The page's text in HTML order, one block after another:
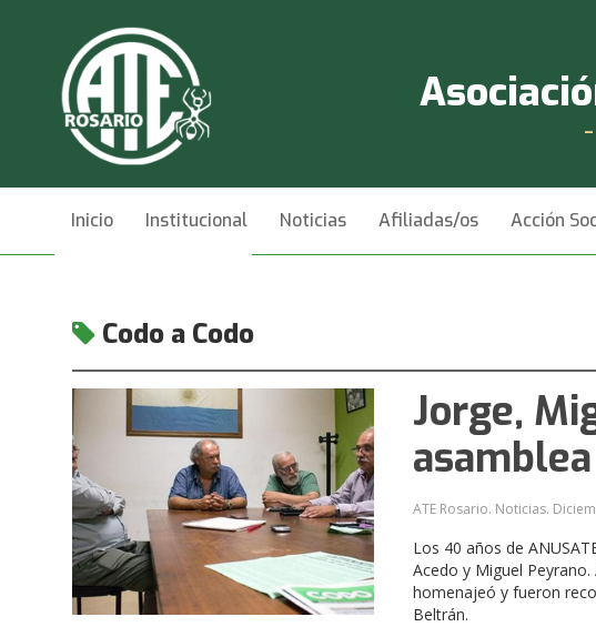
Inicio Institucional Noticias Afiliadas/os Acción
Codo a Codo
Jorge,
asamblea
ATE Rosario. Noticias.
Los 40 años de
Acedo y Miguel
homenajeó y fueron
Beltrán.